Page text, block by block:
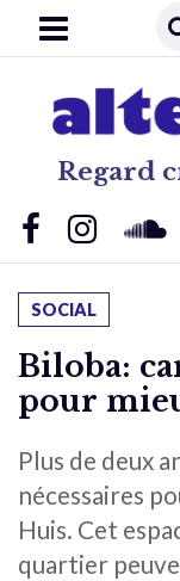
Regard
SOCIAL
Biloba:
pour
Plus de deux
nécessaires
Huis. Cet
quartier